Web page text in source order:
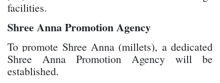
facilities.
Shree Anna Promotion Agency
To promote Shree Anna (millets), a dedicated
Shree Anna Promotion Agency will be
established.